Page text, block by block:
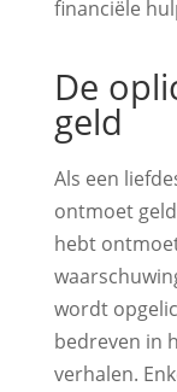
financiële
De
geld
Als een
ontmoet
hebt
wordt
bedreven in
verhalen.